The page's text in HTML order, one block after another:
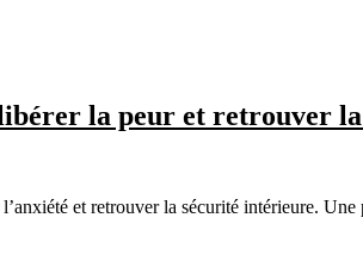
la peur et retrouver
et retrouver la sécurité intérieure.